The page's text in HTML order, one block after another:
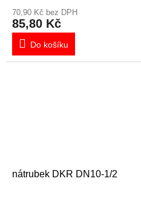
70,90 Kč bez DPH
85,80 Kč
Do košíku
nátrubek DKR DN10-1/2